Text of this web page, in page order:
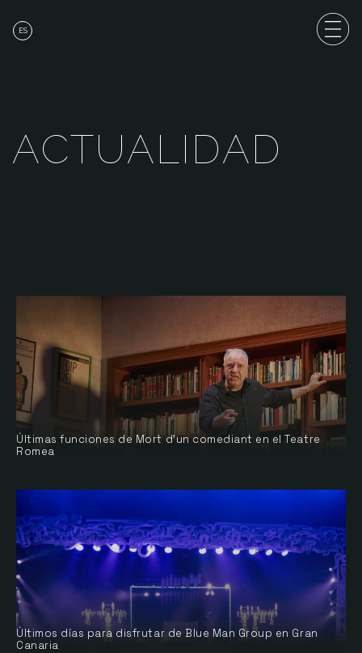
ES
ACTUALI DAD
Últimas funciones de Mort d’un comediant en el Teatre
Romea
Últimos días para disfrutar de Blue Man Group en Gran
Canaria